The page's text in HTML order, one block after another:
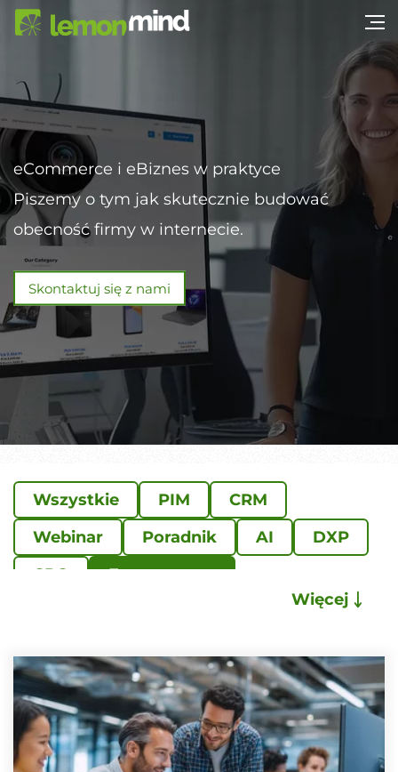
eCommerce i eBiznes w praktyce
Piszemy o tym jak skutecznie budować
obecność firmy w internecie.
Skontaktuj się z nami
Wszystkie PIM
CRM
Webinar
Poradnik AI
DXP
CPQ
E-commerce
Więcej